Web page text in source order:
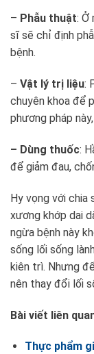
– Phẫu thuật: Ở
sĩ sẽ chỉ định
bệnh.
– Vật lý trị liệu:
chuyên khoa để
phương pháp
– Dùng thuốc:
để giảm đau,
Hy vọng với
xương khớp dai
ngừa bệnh này
sống lối sống
kiên trì. Nhưng
nên thay đổi lối
Bài viết liên
Thực phẩm